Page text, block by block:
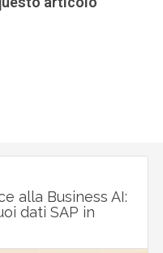
alla Business AI:
dati SAP in